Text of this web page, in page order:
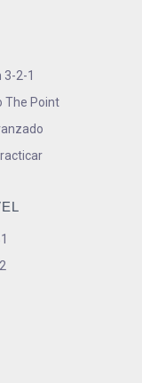
3-2-1
The Point